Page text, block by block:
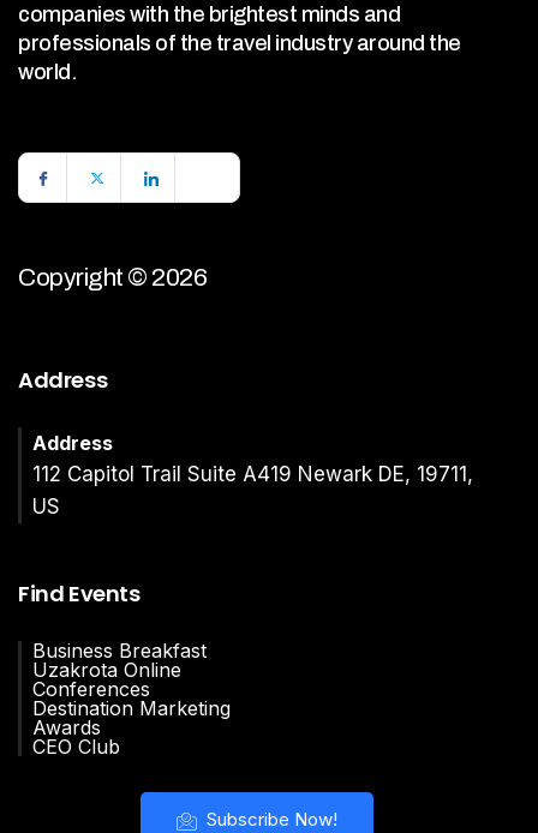
companies with the brightest minds and
professionals of the travel industry around the
world.
Copyright © 2026
Address
Address
112 Capitol Trail Suite A419 Newark DE, 19711,
US
Find Events
Business Breakfast
Uzakrota Online
Conferences
Destination Marketing
Awards
CEO Club
Subscribe Now!